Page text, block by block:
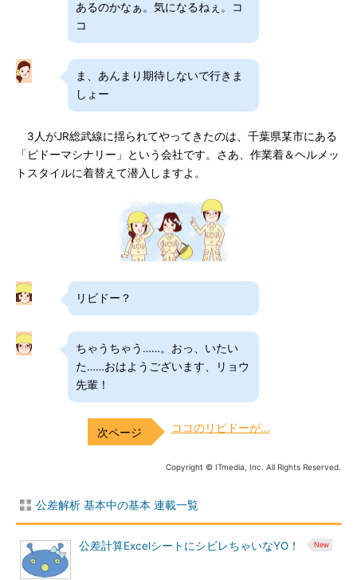
あるのかなぁ。気になるねぇ。コ
コ
ま、あんまり期待しないで行きま
しょー
3人がJR総武線に揺られてやってきたのは、千葉県某市にある
「ピドーマシナリー」という会社です。さあ、作業着＆ヘルメッ
トスタイルに着替えて潜入しますよ。
リビドー？
ちゃうちゃう……。おっ、いたい
た……おはようございます、リョウ
先輩！
ココのリビドーが…
Copyright © ITmedia, Inc. All Rights Reserved.
公差解析 基本中の基本 連載一覧
公差計算ExcelシートにシビレちゃいなYO！